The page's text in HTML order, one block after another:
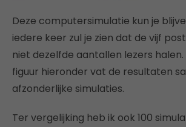
Deze computersimulatie kun je
iedere keer zul je zien dat de vijf
niet dezelfde aantallen lezers halen.
figuur hieronder vat de resultaten
afzonderlijke simulaties.
Ter vergelijking heb ik ook 100